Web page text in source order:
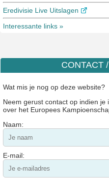
Eredivisie Live Uitslagen
Interessante links »
CONTACT
Wat mis je nog op deze website?
Neem gerust contact op indien
over het Europees
Naam:
E-mail: